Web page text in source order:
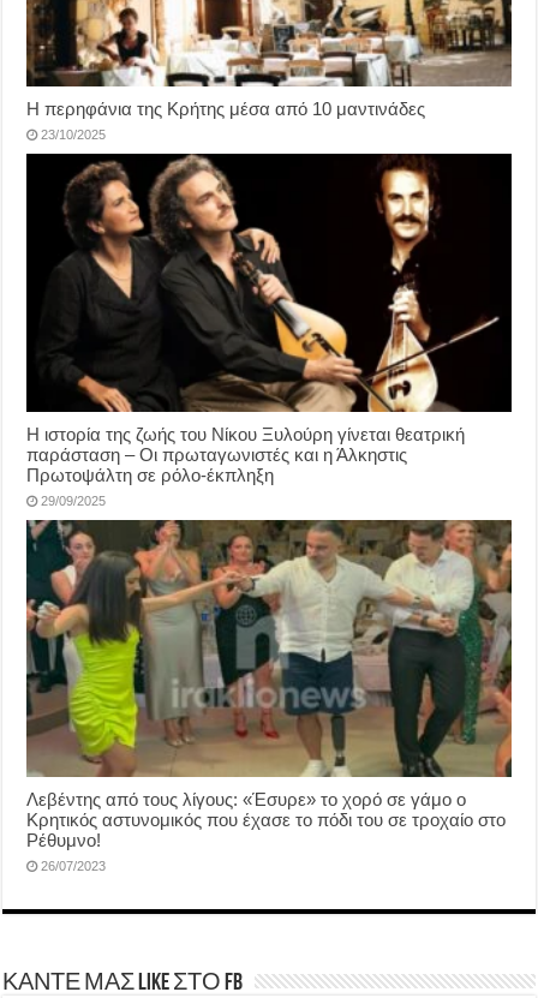
Η περηφάνια της Κρήτης μέσα από 10 μαντινάδες
23/10/2025
Η ιστορία της ζωής του Νίκου Ξυλούρη γίνεται θεατρική
παράσταση – Οι πρωταγωνιστές και η Άλκηστις
Πρωτοψάλτη σε ρόλο-έκπληξη
29/09/2025
Λεβέντης από τους λίγους: «Έσυρε» το χορό σε γάμο ο
Κρητικός αστυνομικός που έχασε το πόδι του σε τροχαίο στο
Ρέθυμνο!
26/07/2023
ΚΑΝΤΕ ΜΑΣ LIKE ΣΤΟ FB